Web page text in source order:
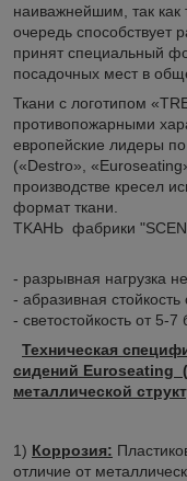
наиважнейшим, так как
очередь способствует
принят специальный
посадочных мест в
Ткани с логотипом
противопожарными
европейские лидеры
(«Destro»,
производстве кресел
формат ткани.
TKАНЬ фабрики
- разрывная нагрузка
- абразивная
- светостойкость от 5-7
Техническая
сидений Euroseating
металлической
1) Коррозия:
отличие от